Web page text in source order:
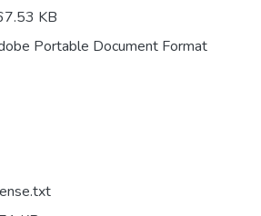
KB
Portable Document Format